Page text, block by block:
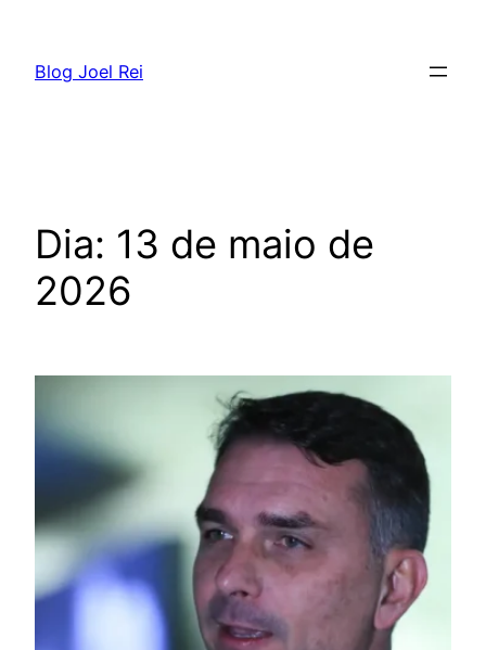
Blog Joel Rei
Dia: 13 de maio de
2026